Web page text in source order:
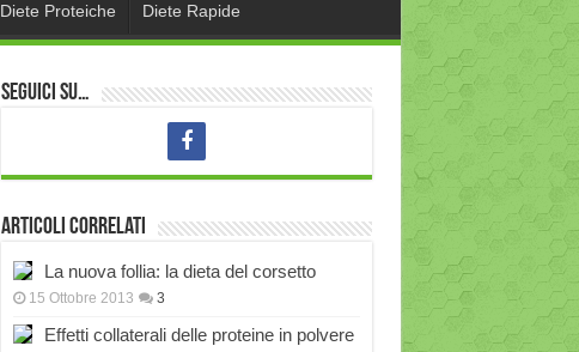
Diete Proteiche Diete Rapide
Seguici su…
Articoli correlati
La nuova follia: la dieta del corsetto
15 Ottobre 2013 3
Effetti collaterali delle proteine in polvere